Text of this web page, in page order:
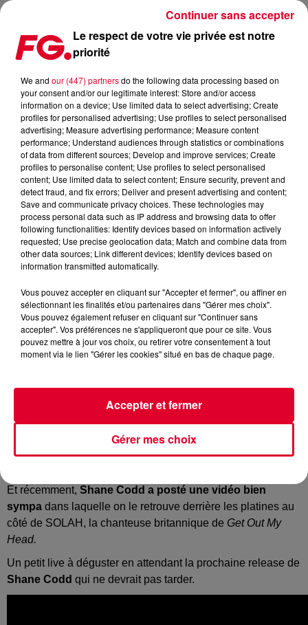
SHANE CODD SORT UNE VIDÉO 'DJ PERFORMANCE' DE SON
Publié : 3 juin 2021 à 5h36 par Antony Harari
Crédit :Youtube Officiel Shane Codd
C'est clairement l'un des tracks qui nous a interpellés durant
ces six derniers mois.
Pour une première release, le jeune DJ irlandais avait
Et récemment, Shane Codd a posté une vidéo bien
sympa dans laquelle on le retrouve derrière les platines au
côté de SOLAH, la chanteuse britannique de Get Out My
Head.
Un petit live à déguster en attendant la prochaine release de
Shane Codd qui ne devrait pas tarder.
Le respect de votre vie privée est notre
priorité
We and our (447) partnersdo the following data processing based on
your consent and/or our legitimate interest: Store and/or access
information on a device; Use limited data to select advertising; Create
profiles for personalised advertising; Use profiles to select personalised
advertising; Measure advertising performance; Measure content
performance; Understand audiences through statistics or combinations
of data from different sources; Develop and improve services; Create
profiles to personalise content; Use profiles to select personalised
content; Use limited data to select content; Ensure security, prevent and
detect fraud, and fix errors; Deliver and present advertising and content;
Save and communicate privacy choices. These technologies may
process personal data such as IP address and browsing data to offer
following functionalities: Identify devices based on information actively
requested; Use precise geolocation data; Match and combine data from
other data sources; Link different devices; Identify devices based on
information transmitted automatically.
Vous pouvez accepter en cliquant sur "Accepter et fermer", ou affiner en
sélectionnant les finalités et/ou partenaires dans "Gérer mes choix".
Vous pouvez également refuser en cliquant sur "Continuer sans
accepter". Vos préférences ne s'appliqueront que pour ce site. Vous
pouvez mettre à jour vos choix, ou retirer votre consentement à tout
moment via le lien "Gérer les cookies" situé en bas de chaque page.
Gérer mes choix
Accepter et fermer
Continuer sans accepter